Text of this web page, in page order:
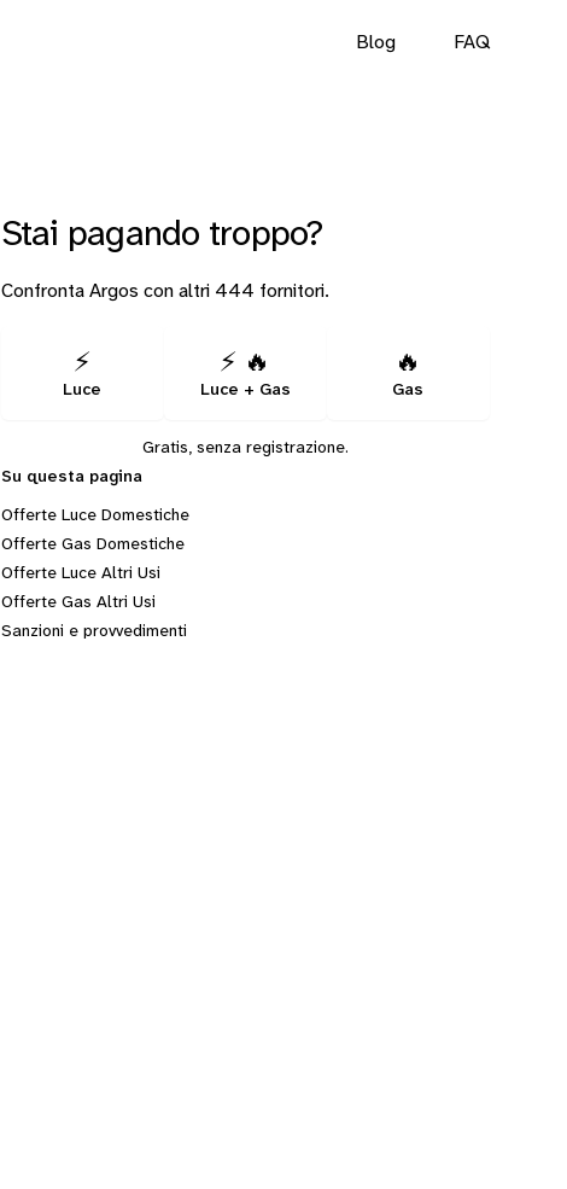
Blog FAQ
Stai pagando troppo?
Confronta Argos con altri 444 fornitori.
⚡
Luce
⚡ 🔥
Luce + Gas
🔥
Gas
Gratis, senza registrazione.
Su questa pagina
Offerte Luce Domestiche
Offerte Gas Domestiche
Offerte Luce Altri Usi
Offerte Gas Altri Usi
Sanzioni e provvedimenti